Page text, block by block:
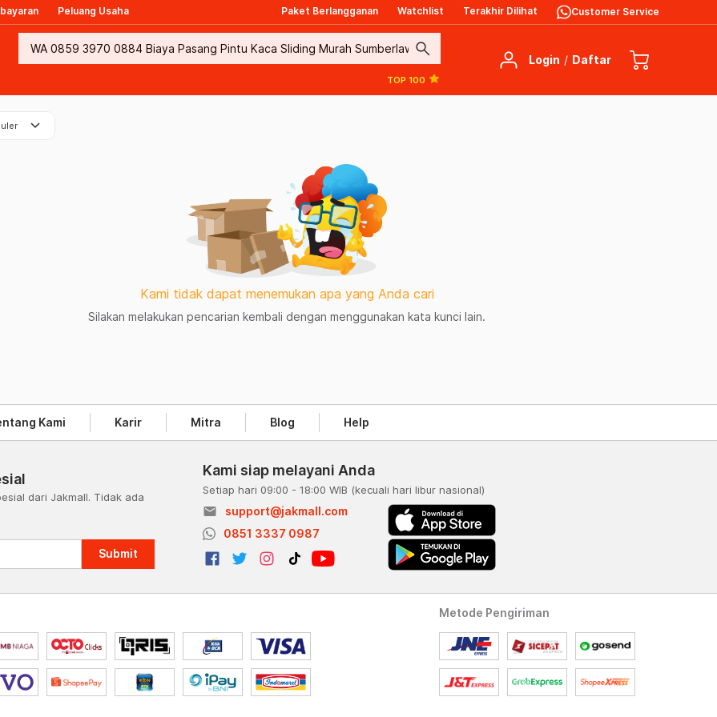
Peluang Usaha Paket Berlangganan Watchlist Terakhir Dilihat Customer Service
search
TOP 100
Login / Daftar
keyboard_arrow_down
Kami tidak dapat menemukan apa yang Anda cari
Silakan melakukan pencarian kembali dengan menggunakan kata kunci lain.
Kami Karir Mitra Blog Help
dari Jakmall. Tidak ada
Submit
Kami siap melayani Anda
Setiap hari 09:00 - 18:00 WIB (kecuali hari libur nasional)
email
support@jakmall.com
0851 3337 0987
Metode Pengiriman